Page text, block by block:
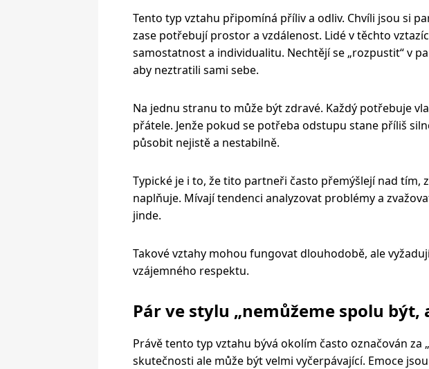
Tento typ vztahu připomíná příliv a odliv. Chvíli jsou si
zase potřebují prostor a vzdálenost. Lidé v těchto
samostatnost a individualitu. Nechtějí se „rozpustit“ v
aby neztratili sami sebe.
Na jednu stranu to může být zdravé. Každý potřebuje
přátele. Jenže pokud se potřeba odstupu stane příliš
působit nejistě a nestabilně.
Typické je i to, že tito partneři často přemýšlejí nad tím,
naplňuje. Mívají tendenci analyzovat problémy a
jinde.
Takové vztahy mohou fungovat dlouhodobě, ale
vzájemného respektu.
Pár ve stylu „nemůžeme spolu být,
Právě tento typ vztahu bývá okolím často označován za
skutečnosti ale může být velmi vyčerpávající. Emoce